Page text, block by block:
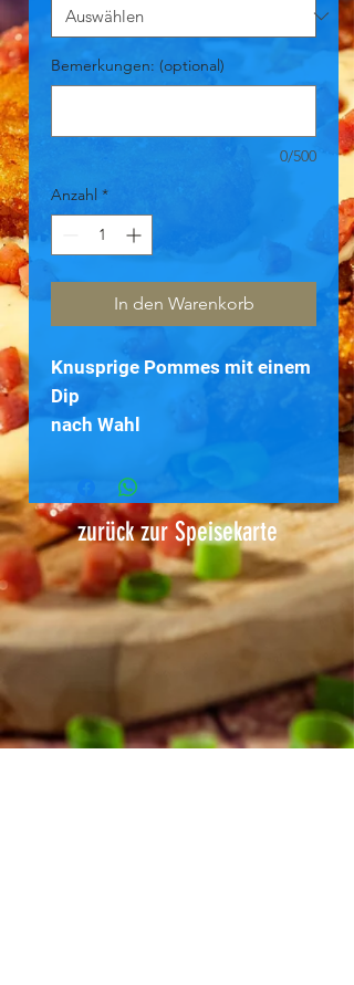
Bemerkungen: (optional)
0/500
Anzahl *
In den Warenkorb
Knusprige Pommes mit einem
Dip
nach Wahl
zurück zur Speisekarte